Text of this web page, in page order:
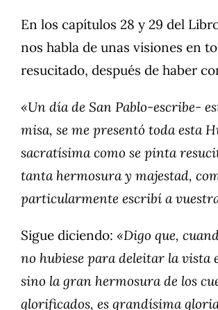
En los capítulos 28 y 29 del
nos habla de unas visiones en
resucitado, después de haber
«Un día de San Pablo-escribe-
misa, se me presentó toda esta
sacratísima como se pinta
tanta hermosura y majestad,
particularmente escribí a
Sigue diciendo: «Digo que,
no hubiese para deleitar la vista
sino la gran hermosura de los
glorificados, es grandísima